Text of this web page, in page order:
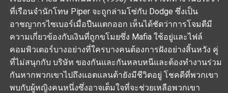
ที่เรือนจำนักโทษ Piper จะถูกล่ามโซ่กับ Dodge ซึ่งเป็น
อาชญากรไซเบอร์เมื่อปืนแตกออก เห็นได้ชัดว่าการโจมตีมี
ความเกี่ยวข้องกับเงินที่ถูกขโมยซึ่ง Mafia ใช้อยู่และไฟล์
คอมพิวเตอร์บางอย่างที่ใครบางคนต้องการฝังอย่างสิ้นหวัง คู่
ที่ไม่สนุกกับ บริษัท ของกันและกันหลบหนีและต้องทำงานร่วม
กันหากพวกเขาไปถึงแอตแลนต้ายังมีชีวิตอยู่ โชคดีที่พวกเขา
พบกับผู้หญิงคนหนึ่งซึ่งอาจเต็มใจที่จะช่วยเหลือพวกเขา